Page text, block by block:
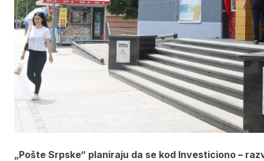
„Pošte Srpske“ planiraju da se kod Investiciono –